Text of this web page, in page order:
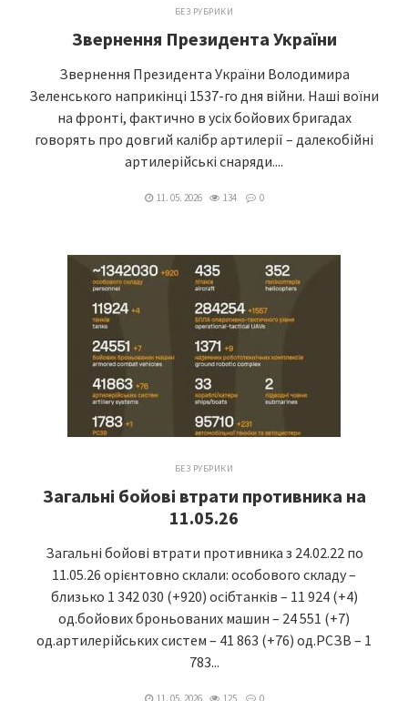
БЕЗ РУБРИКИ
Звернення Президента України
Звернення Президента України Володимира
Зеленського наприкінці 1537-го дня війни. Наші воїни
на фронті, фактично в усіх бойових бригадах
говорять про довгий калібр артилерії – далекобійні
артилерійські снаряди....
11. 05. 2026 134 0
БЕЗ РУБРИКИ
Загальні бойові втрати противника на
11.05.26
Загальні бойові втрати противника з 24.02.22 по
11.05.26 орієнтовно склали: особового складу –
близько 1 342 030 (+920) осібтанків – 11 924 (+4)
од.бойових броньованих машин – 24 551 (+7)
од.артилерійських систем – 41 863 (+76) од.РСЗВ – 1
783...
11. 05. 2026 125 0